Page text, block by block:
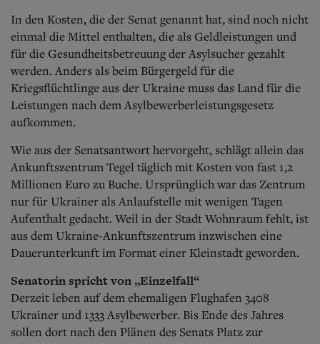
In den Kosten, die der Senat genannt hat, sind noch nicht
einmal die Mittel enthalten, die als Geldleistungen und
für die Gesundheitsbetreuung der Asylsucher gezahlt
werden. Anders als beim Bürgergeld für die
Kriegsflüchtlinge aus der Ukraine muss das Land für die
Leistungen nach dem Asylbewerberleistungsgesetz
aufkommen.
Wie aus der Senatsantwort hervorgeht, schlägt allein das
Ankunftszentrum Tegel täglich mit Kosten von fast 1,2
Millionen Euro zu Buche. Ursprünglich war das Zentrum
nur für Ukrainer als Anlaufstelle mit wenigen Tagen
Aufenthalt gedacht. Weil in der Stadt Wohnraum fehlt, ist
aus dem Ukraine-Ankunftszentrum inzwischen eine
Dauerunterkunft im Format einer Kleinstadt geworden.
Senatorin spricht von „Einzelfall“
Derzeit leben auf dem ehemaligen Flughafen 3408
Ukrainer und 1333 Asylbewerber. Bis Ende des Jahres
sollen dort nach den Plänen des Senats Platz zur